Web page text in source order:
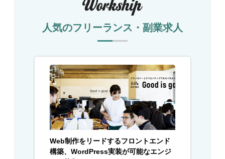
人気のフリーランス・副業求人
Web制作をリードするフロントエンド
構築、WordPress実装が可能なエンジ